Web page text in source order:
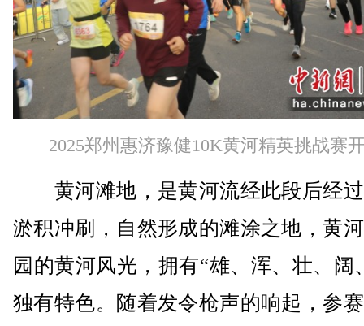
2025郑州惠济豫健10K黄河精英挑战赛
黄河滩地，是黄河流经此段后经
淤积冲刷，自然形成的滩涂之地，黄
园的黄河风光，拥有“雄、浑、壮、阔
独有特色。随着发令枪声的响起，参